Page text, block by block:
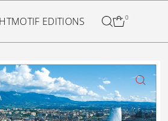
EDITIONS 0